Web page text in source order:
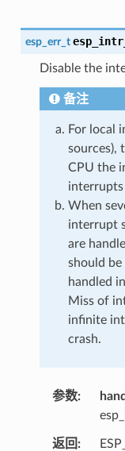
esp_err_t
Disable the
备注
For local
sources),
CPU the
interrupts
When
interrupt
are
should be
handled
Miss of
infinite
crash.
参数
返回